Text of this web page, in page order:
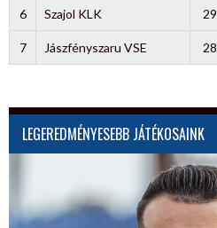
6 Szajol KLK 29
7 Jászfényszaru VSE 28
LEGEREDMÉNYESEBB JÁTÉKOSAINK